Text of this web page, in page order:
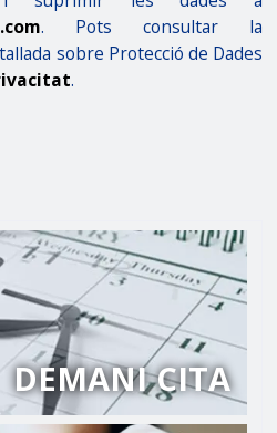
. Pots consultar la
sobre Protecció de Dades
.
DEMANI CITA